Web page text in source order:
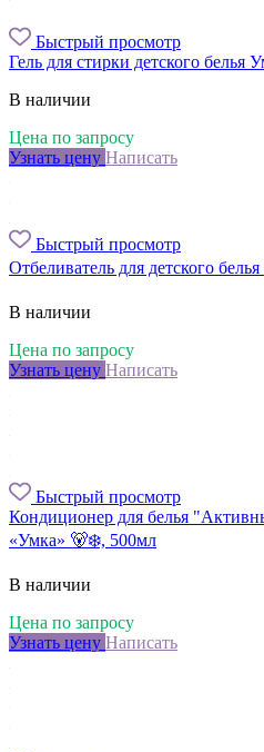
Быстрый просмотр
Гель для стирки детского белья
В наличии
Цена по запросу
Узнать цену Написать
Быстрый просмотр
Отбеливатель для детского
В наличии
Цена по запросу
Узнать цену Написать
Быстрый просмотр
Кондиционер для белья
«Умка» 🐻‍❄️, 500мл
В наличии
Цена по запросу
Узнать цену Написать